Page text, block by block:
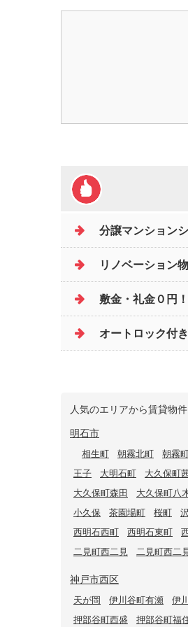
分譲マンション
リノベーション
敷金・礼金０円
オートロック付
人気のエリアから賃貸物
明石市
相生町 朝霧北町 朝霧
王子
大明石町 大久保町
大久保町森田
大久保町八
小久保
茶園場町 桜町
西明石西町
西明石東町
二見町西二見
二見町西二
神戸市西区
天が岡 伊川谷町有瀬 伊
押部谷町西盛
押部谷町福